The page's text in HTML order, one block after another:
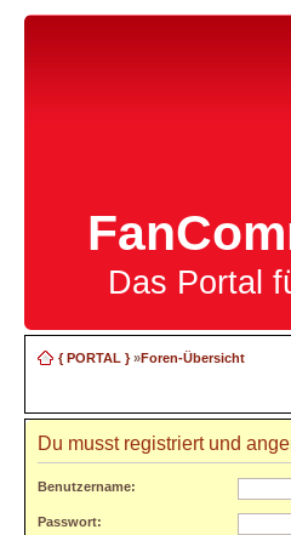
Das Portal
{ PORTAL }»Foren-Übersicht
Du musst registriert und
Benutzername:
Passwort: